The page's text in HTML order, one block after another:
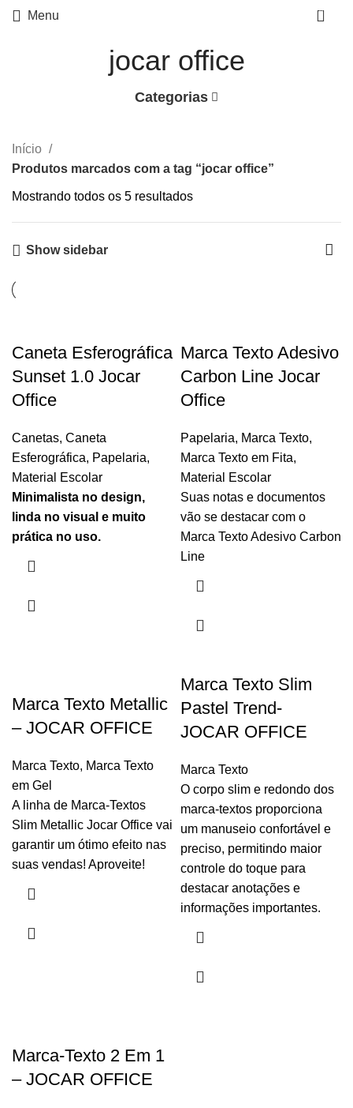
Menu 0
jocar office
Categorias
Início
Produtos marcados com a tag “jocar office”
Mostrando todos os 5 resultados
Show sidebar
Caneta Esferográfica
Sunset 1.0 Jocar
Office
Canetas, Caneta
Esferográfica, Papelaria,
Material Escolar
Minimalista no design,
linda no visual e muito
prática no uso.
Marca Texto Adesivo
Carbon Line Jocar
Office
Papelaria, Marca Texto,
Marca Texto em Fita,
Material Escolar
Suas notas e documentos
vão se destacar com o
Marca Texto Adesivo Carbon
Line
Marca Texto Metallic
– JOCAR OFFICE
Marca Texto, Marca Texto
em Gel
A linha de Marca-Textos
Slim Metallic Jocar Office vai
garantir um ótimo efeito nas
suas vendas! Aproveite!
Marca Texto Slim
Pastel Trend-
JOCAR OFFICE
Marca Texto
O corpo slim e redondo dos
marca-textos proporciona
um manuseio confortável e
preciso, permitindo maior
controle do toque para
destacar anotações e
informações importantes.
Marca-Texto 2 Em 1
– JOCAR OFFICE